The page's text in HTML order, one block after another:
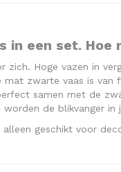
een set. Hoe
Hoge vazen in
zwarte vaas is van
samen met de
de blikvanger in
alleen geschikt voor